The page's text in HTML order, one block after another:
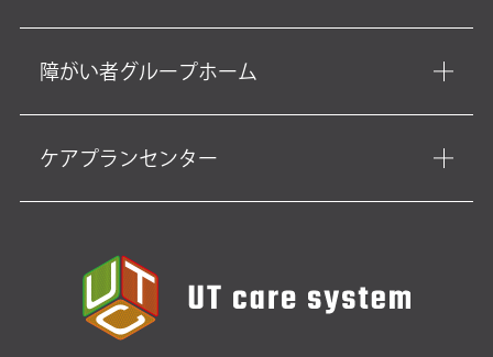
障がい者グループホーム
ケアプランセンター